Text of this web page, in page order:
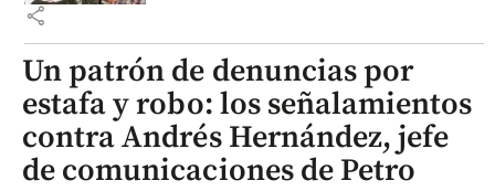
share
Un patrón de denuncias por
estafa y robo: los señalamientos
contra Andrés Hernández, jefe
de comunicaciones de Petro